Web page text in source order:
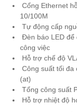
Cổng Ethernet
10/100M
Tự động cấp
Đèn báo LED để
công việc
Hỗ trợ chế độ
Công suất tối đa
(at)
Tổng công suất
Hỗ trợ nhiệt độ